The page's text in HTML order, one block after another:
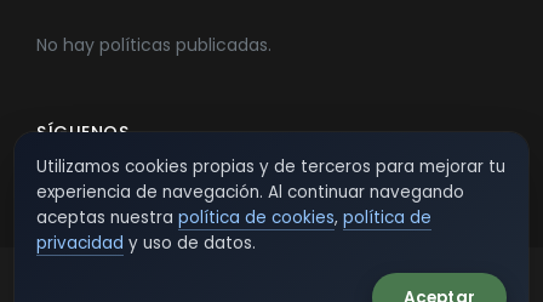
No hay políticas publicadas.
SÍGUENOS
Utilizamos cookies propias y de terceros para mejorar tu
experiencia de navegación. Al continuar navegando
aceptas nuestra política de cookies, política de
privacidad y uso de datos.